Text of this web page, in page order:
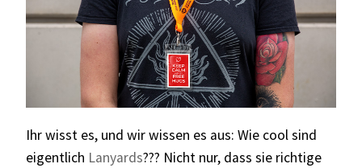
Ihr wisst es, und wir wissen es aus: Wie cool sind
eigentlich Lanyards??? Nicht nur, dass sie richtige